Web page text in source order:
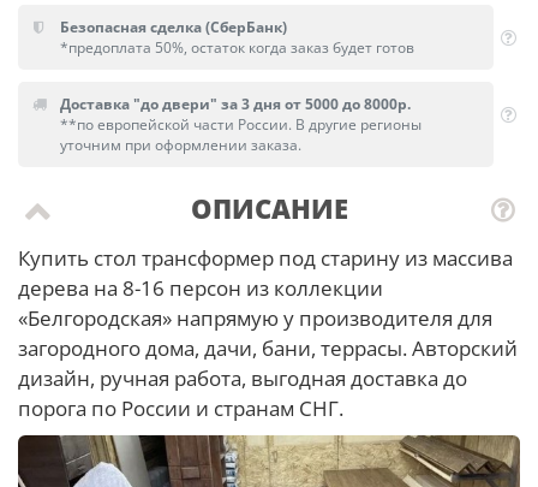
Безопасная сделка (СберБанк)
*предоплата 50%, остаток когда заказ будет готов
Доставка "до двери" за 3 дня от 5000 до 8000р.
**по европейской части России. В другие регионы
уточним при оформлении заказа.
ОПИСАНИЕ
Купить стол трансформер под старину из массива
дерева на 8-16 персон из коллекции
«Белгородская» напрямую у производителя для
загородного дома, дачи, бани, террасы. Авторский
дизайн, ручная работа, выгодная доставка до
порога по России и странам СНГ.